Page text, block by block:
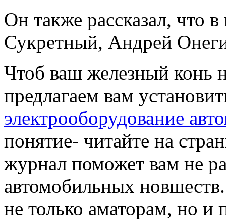
Он также рассказал, что
Сукретный, Андрей
Чтоб ваш железный конь
предлагаем вам
электрооборудование
понятие- читайте на
журнал поможет вам не
автомобильных
не только аматорам, но